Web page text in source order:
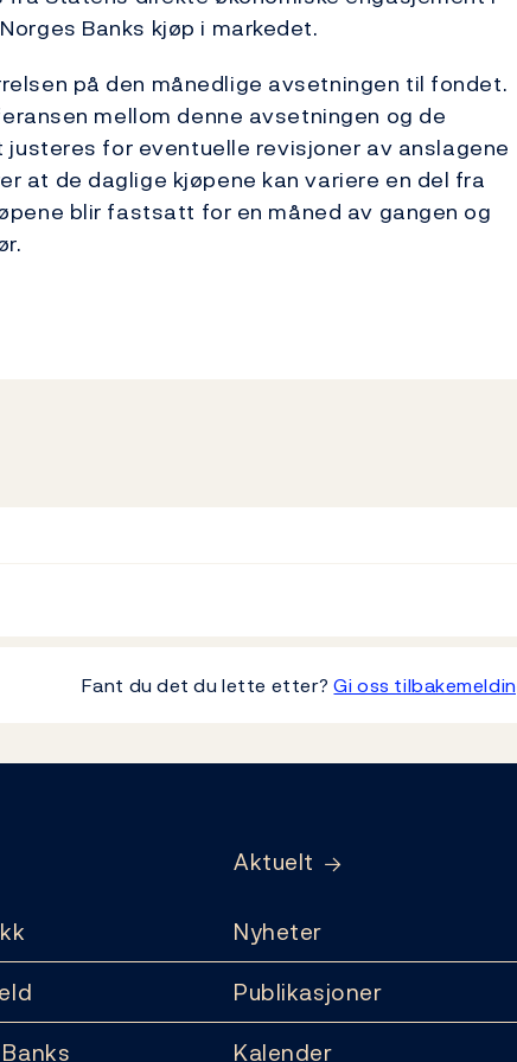
Banks kjøp i markedet.
på den månedlige avsetningen til fondet.
mellom denne avsetningen og de
for eventuelle revisjoner av anslagene
at de daglige kjøpene kan variere en del fra
blir fastsatt for en måned av gangen og
Fant du det du lette etter?Gi oss
Aktuelt
Nyheter
Publikasjoner
Kalender